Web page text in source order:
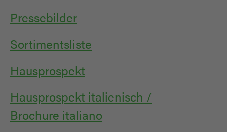
Pressebilder
Sortimentsliste
Hausprospekt
Hausprospekt italienisch /
Brochure italiano